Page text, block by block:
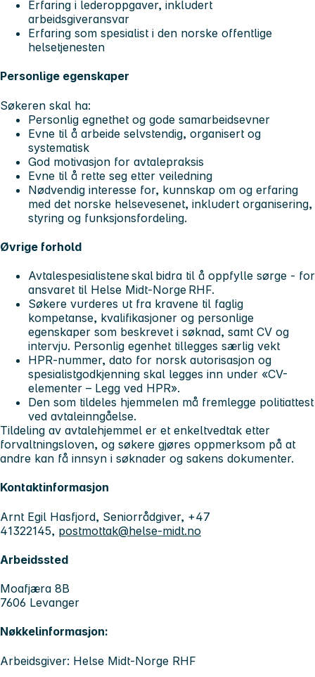
Erfaring i lederoppgaver, inkludert
arbeidsgiveransvar
Erfaring som spesialist i den norske offentlige
helsetjenesten
Personlige egenskaper
Søkeren skal ha:
Personlig egnethet og gode samarbeidsevner
Evne til å arbeide selvstendig, organisert og
systematisk
God motivasjon for avtalepraksis
Evne til å rette seg etter veiledning
Nødvendig interesse for, kunnskap om og erfaring
med det norske helsevesenet, inkludert organisering,
styring og funksjonsfordeling.
Øvrige forhold
Avtalespesialistene skal bidra til å oppfylle sørge - for
ansvaret til Helse Midt-Norge RHF.
Søkere vurderes ut fra kravene til faglig
kompetanse, kvalifikasjoner og personlige
egenskaper som beskrevet i søknad, samt CV og
intervju. Personlig egenhet tillegges særlig vekt
HPR-nummer, dato for norsk autorisasjon og
spesialistgodkjenning skal legges inn under «CV-
elementer – Legg ved HPR».
Den som tildeles hjemmelen må fremlegge politiattest
ved avtaleinngåelse.
Tildeling av avtalehjemmel er et enkeltvedtak etter
forvaltningsloven, og søkere gjøres oppmerksom på at
andre kan få innsyn i søknader og sakens dokumenter.
Kontaktinformasjon
Arnt Egil Hasfjord, Seniorrådgiver, +47
41322145, postmottak@helse-midt.no
Arbeidssted
Moafjæra 8B
7606 Levanger
Nøkkelinformasjon:
Arbeidsgiver: Helse Midt-Norge RHF